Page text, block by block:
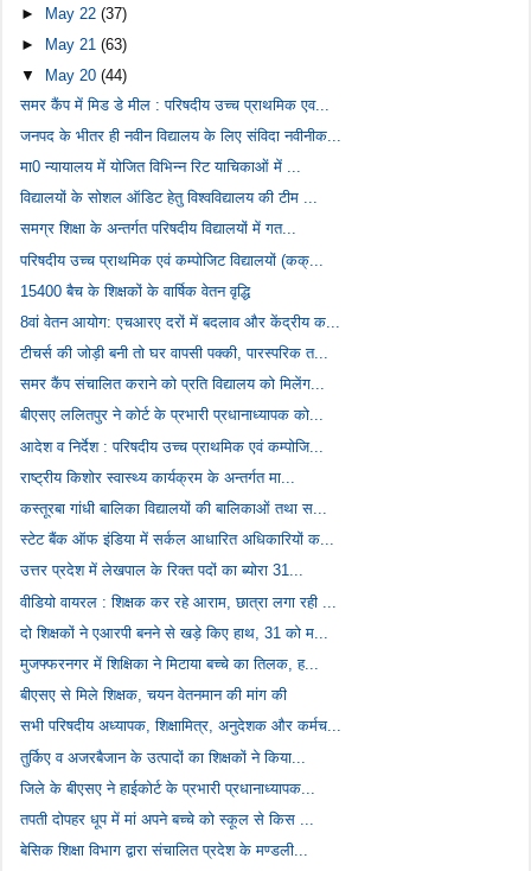
►
May 22(37)
►
May 21(63)
▼
May 20(44)
समर कैंप में मिड डे मील : परिषदीय उच्च प्राथमिक एव...
जनपद के भीतर ही नवीन विद्यालय के लिए संविदा नवीनीक...
मा0 न्‍यायालय में योजित विभिन्‍न रिट याचिकाओं में ...
विद्यालयों के सोशल ऑडिट हेतु विश्वविद्यालय की टीम ...
समग्र शिक्षा के अन्तर्गत परिषदीय विद्यालयों में गत...
परिषदीय उच्च प्राथमिक एवं कम्पोजिट विद्यालयों (कक्...
15400 बैच के शिक्षकों के वार्षिक वेतन वृद्धि
8वां वेतन आयोग: एचआरए दरों में बदलाव और केंद्रीय क...
टीचर्स की जोड़ी बनी तो घर वापसी पक्की, पारस्परिक त...
समर कैंप संचालित कराने को प्रति विद्यालय को मिलेंग...
बीएसए ललितपुर ने कोर्ट के प्रभारी प्रधानाध्यापक को...
आदेश व निर्देश : परिषदीय उच्च प्राथमिक एवं कम्पोजि...
राष्ट्रीय किशोर स्वास्थ्य कार्यक्रम के अन्तर्गत मा...
कस्तूरबा गांधी बालिका विद्यालयों की बालिकाओं तथा स...
स्टेट बैंक ऑफ इंडिया में सर्कल आधारित अधिकारियों क...
उत्तर प्रदेश में लेखपाल के रिक्त पदों का ब्योरा 31...
वीडियो वायरल : शिक्षक कर रहे आराम, छात्रा लगा रही ...
दो शिक्षकों ने एआरपी बनने से खड़े किए हाथ, 31 को म...
मुजफ्फरनगर में शिक्षिका ने मिटाया बच्चे का तिलक, ह...
बीएसए से मिले शिक्षक, चयन वेतनमान की मांग की
सभी परिषदीय अध्यापक, शिक्षामित्र, अनुदेशक और कर्मच...
तुर्किए व अजरबैजान के उत्पादों का शिक्षकों ने किया...
जिले के बीएसए ने हाईकोर्ट के प्रभारी प्रधानाध्यापक...
तपती दोपहर धूप में मां अपने बच्चे को स्कूल से किस ...
बेसिक शिक्षा विभाग द्वारा संचालित प्रदेश के मण्डली...